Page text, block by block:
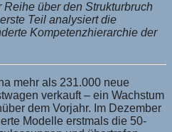
über den Strukturbruch
Teil analysiert die
Kompetenzhierarchie der
mehr als 231.000 neue
verkauft – ein Wachstum
dem Vorjahr. Im Dezember
Modelle erstmals die 50-